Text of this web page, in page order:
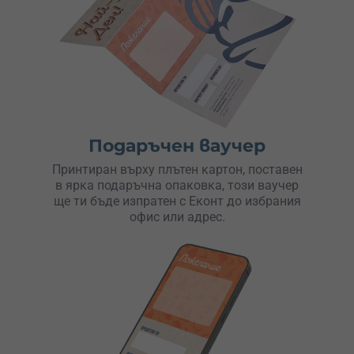
Подаръчен ваучер
Принтиран върху плътен картон, поставен
в ярка подаръчна опаковка, този ваучер
ще ти бъде изпратен с Еконт до избрания
офис или адрес.